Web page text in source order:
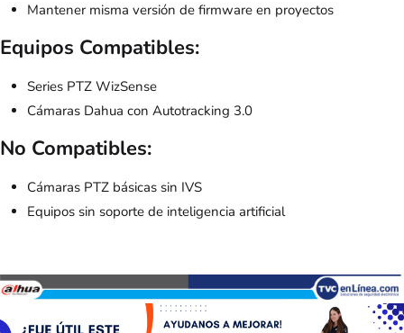
Mantener misma versión de firmware en proyectos
Equipos Compatibles:
Series PTZ WizSense
Cámaras Dahua con Autotracking 3.0
No Compatibles:
Cámaras PTZ básicas sin IVS
Equipos sin soporte de inteligencia artificial